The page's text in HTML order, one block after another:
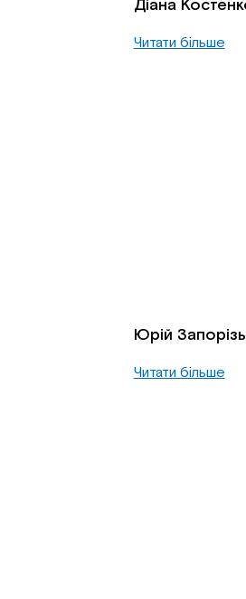
Діана
Читати більше
Юрій
Читати більше